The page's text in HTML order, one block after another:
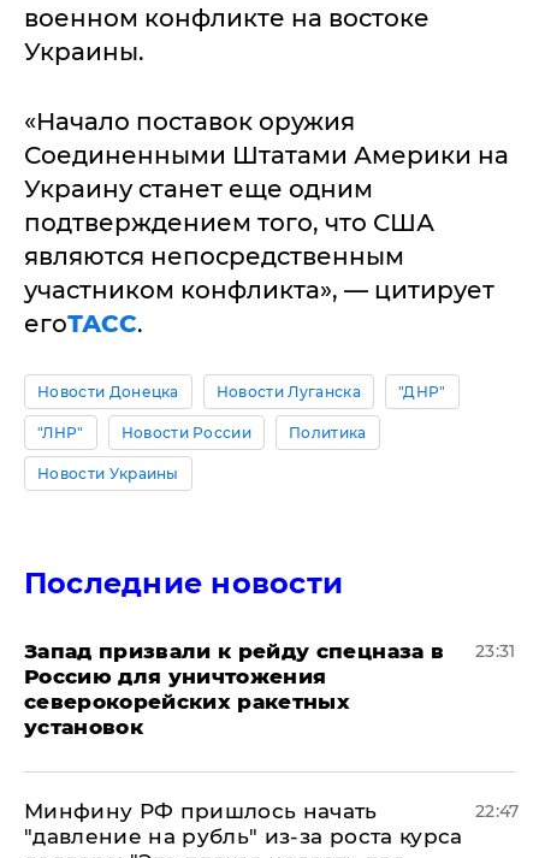
военном конфликте на востоке
Украины.
«Начало поставок оружия
Соединенными Штатами Америки на
Украину станет еще одним
подтверждением того, что США
являются непосредственным
участником конфликта», — цитирует
егоТАСС.
Новости Донецка Новости Луганска "ДНР"
"ЛНР" Новости России Политика
Новости Украины
Последние новости
Запад призвали к рейду спецназа в
Россию для уничтожения
северокорейских ракетных
установок
23:31
Минфину РФ пришлось начать
"давление на рубль" из-за роста курса
22:47